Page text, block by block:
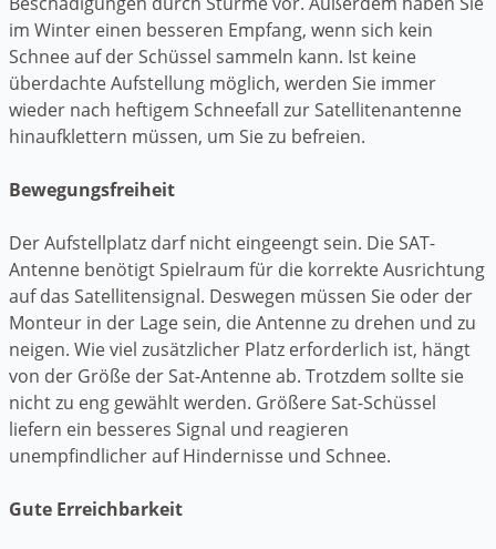
im Winter einen besseren Empfang, wenn sich kein
Schnee auf der Schüssel sammeln kann. Ist keine
überdachte Aufstellung möglich, werden Sie immer
wieder nach heftigem Schneefall zur Satellitenantenne
hinaufklettern müssen, um Sie zu befreien.
Bewegungsfreiheit
Der Aufstellplatz darf nicht eingeengt sein. Die SAT-
Antenne benötigt Spielraum für die korrekte Ausrichtung
auf das Satellitensignal. Deswegen müssen Sie oder der
Monteur in der Lage sein, die Antenne zu drehen und zu
neigen. Wie viel zusätzlicher Platz erforderlich ist, hängt
von der Größe der Sat-Antenne ab. Trotzdem sollte sie
nicht zu eng gewählt werden. Größere Sat-Schüssel
liefern ein besseres Signal und reagieren
unempfindlicher auf Hindernisse und Schnee.
Gute Erreichbarkeit